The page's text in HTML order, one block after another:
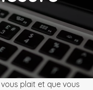
plait et que vous